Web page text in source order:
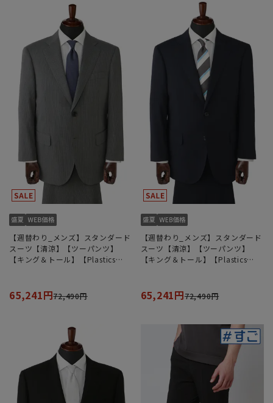
【週替わり_メンズ】スタンダード
スーツ【清涼】【ツーパンツ】
【キング＆トール】【Plastics
65,241円72,490円
【週替わり_メンズ】スタンダード
スーツ【清涼】【ツーパンツ】
【キング＆トール】【Plastics
65,241円72,490円